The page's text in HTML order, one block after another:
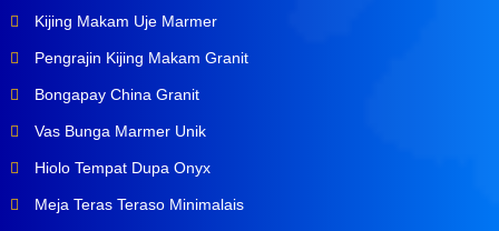
Kijing Makam Uje Marmer
Pengrajin Kijing Makam Granit
Bongapay China Granit
Vas Bunga Marmer Unik
Hiolo Tempat Dupa Onyx
Meja Teras Teraso Minimalais